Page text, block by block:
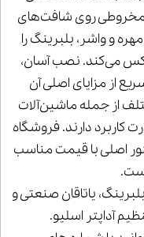
مخروطی روی شافت‌های
و واشر، بلبرینگ را
می‌کند. نصب آسان،
از مزایای اصلی آن
از جمله ماشین‌آلات
کاربرد دارند. فروشگاه
اصلی با قیمت مناسب
یاتاقان صنعتی و
آداپتر اسلیو.